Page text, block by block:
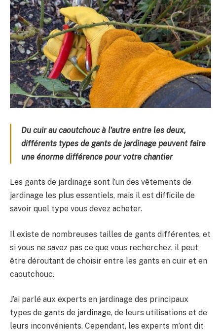
Du cuir au caoutchouc à l’autre entre les deux,
différents types de gants de jardinage peuvent faire
une énorme différence pour votre chantier
Les gants de jardinage sont l’un des vêtements de
jardinage les plus essentiels, mais il est difficile de
savoir quel type vous devez acheter.
Il existe de nombreuses tailles de gants différentes, et
si vous ne savez pas ce que vous recherchez, il peut
être déroutant de choisir entre les gants en cuir et en
caoutchouc.
J’ai parlé aux experts en jardinage des principaux
types de gants de jardinage, de leurs utilisations et de
leurs inconvénients. Cependant, les experts m’ont dit